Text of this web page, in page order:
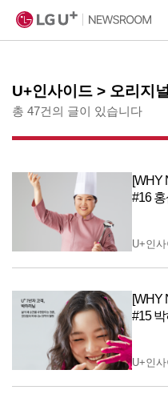
U+인사이드 > 오리지
총 47건의 글이 있습니다
[WHY
#16
U+인
[WHY
#15
U+인